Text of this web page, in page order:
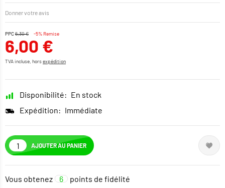
Donner votre avis
PPC6,30 € -5% Remise
6,00 €
TVA incluse, horsexpédition
Disponibilité: En stock
Expédition: Immédiate
AJOUTER AU PANIER
Vous obtenez 6
points de fidélité